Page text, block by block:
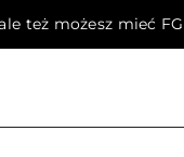
też możesz mieć